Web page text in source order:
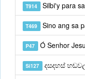
T914 Silbi'y para
T469 Sino ang sa
P47 Ó Senhor
Si127 දසදහස්